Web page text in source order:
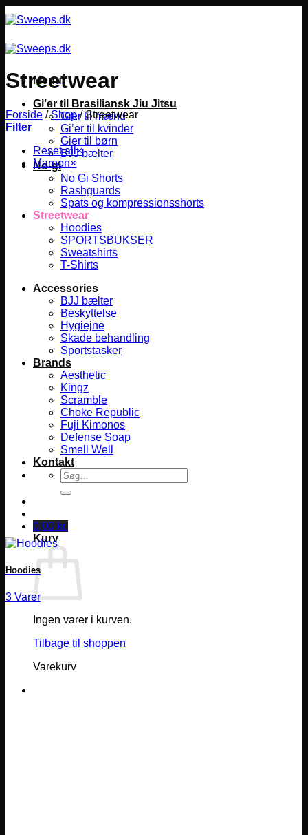
til
Menu
Gi’er til Brasiliansk Jiu Jitsu
Gier til mænd
Gi’er til kvinder
Gier til børn
BJJ bælter
No-gi
No Gi Shorts
Rashguards
Spats og kompressionsshorts
Streetwear
Hoodies
SPORTSBUKSER
Sweatshirts
T-Shirts
Accessories
BJJ bælter
Beskyttelse
Hygiejne
Skade behandling
Sportstasker
Brands
Aesthetic
Kingz
Scramble
Choke Republic
Fuji Kimonos
Defense Soap
Smell Well
Kontakt
Søg
efter:
0,00 kr.
Kurv
Ingen varer i kurven.
Tilbage til shoppen
Varekurv
Streetwear
Forside / Shop /Streetwear
Filter
Reset all×
Maroon×
Hoodies
3 Varer